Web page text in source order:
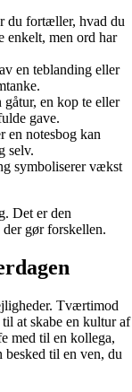
du fortæller, hvad du
enkelt, men ord har
en teblanding eller
gåtur, en kop te eller
gave.
en notesbog kan
selv.
symboliserer vækst
Det er den
gør forskellen.
Tværtimod
at skabe en kultur af
med til en kollega,
besked til en ven, du